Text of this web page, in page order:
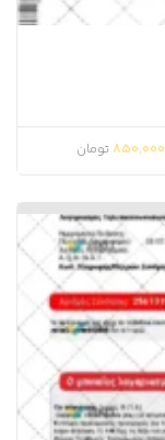
850,000 تومان